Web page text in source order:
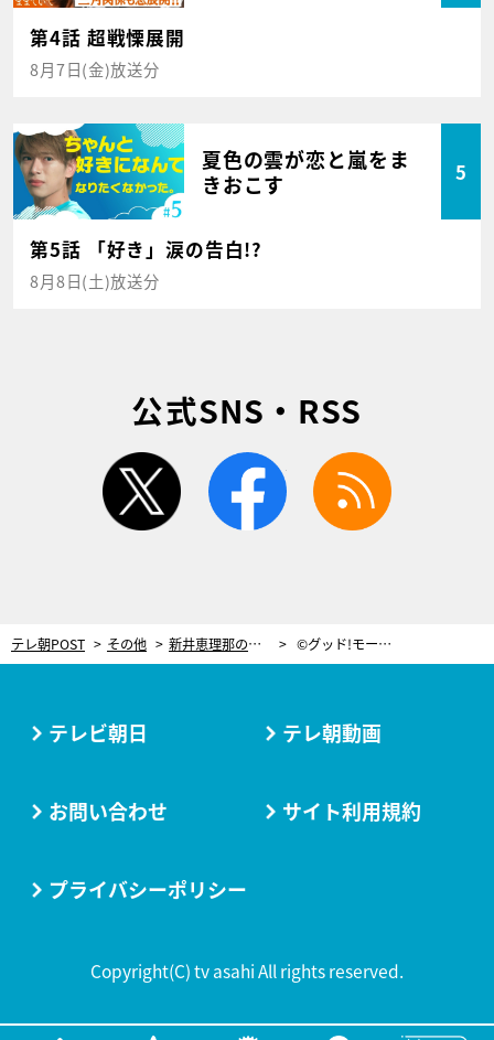
第4話 超戦慄展開
8月7日(金)放送分
夏色の雲が恋と嵐をま
きおこす
5
第5話 「好き」涙の告白!?
8月8日(土)放送分
公式SNS・RSS
twitter facebook
テレ朝POST その他 新井恵理那の手が見事！『グッド!モーニング』4姉妹が“こぶたのレース”再現 ©グッド!モーニング
テレビ朝日 テレ朝動画
お問い合わせ サイト利用規約
プライバシーポリシー
Copyright(C) tv asahi All rights reserved.